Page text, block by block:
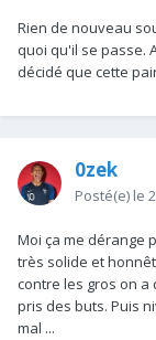
Rien de nouveau
quoi qu'il se passe.
décidé que cette
0zek
Posté(e) le
Moi ça me dérange
très solide et
contre les gros on a
pris des buts. Puis
mal ...